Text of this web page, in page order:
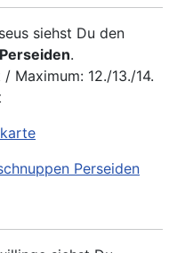
siehst Du den
Perseiden.
Maximum: 12./13./14.